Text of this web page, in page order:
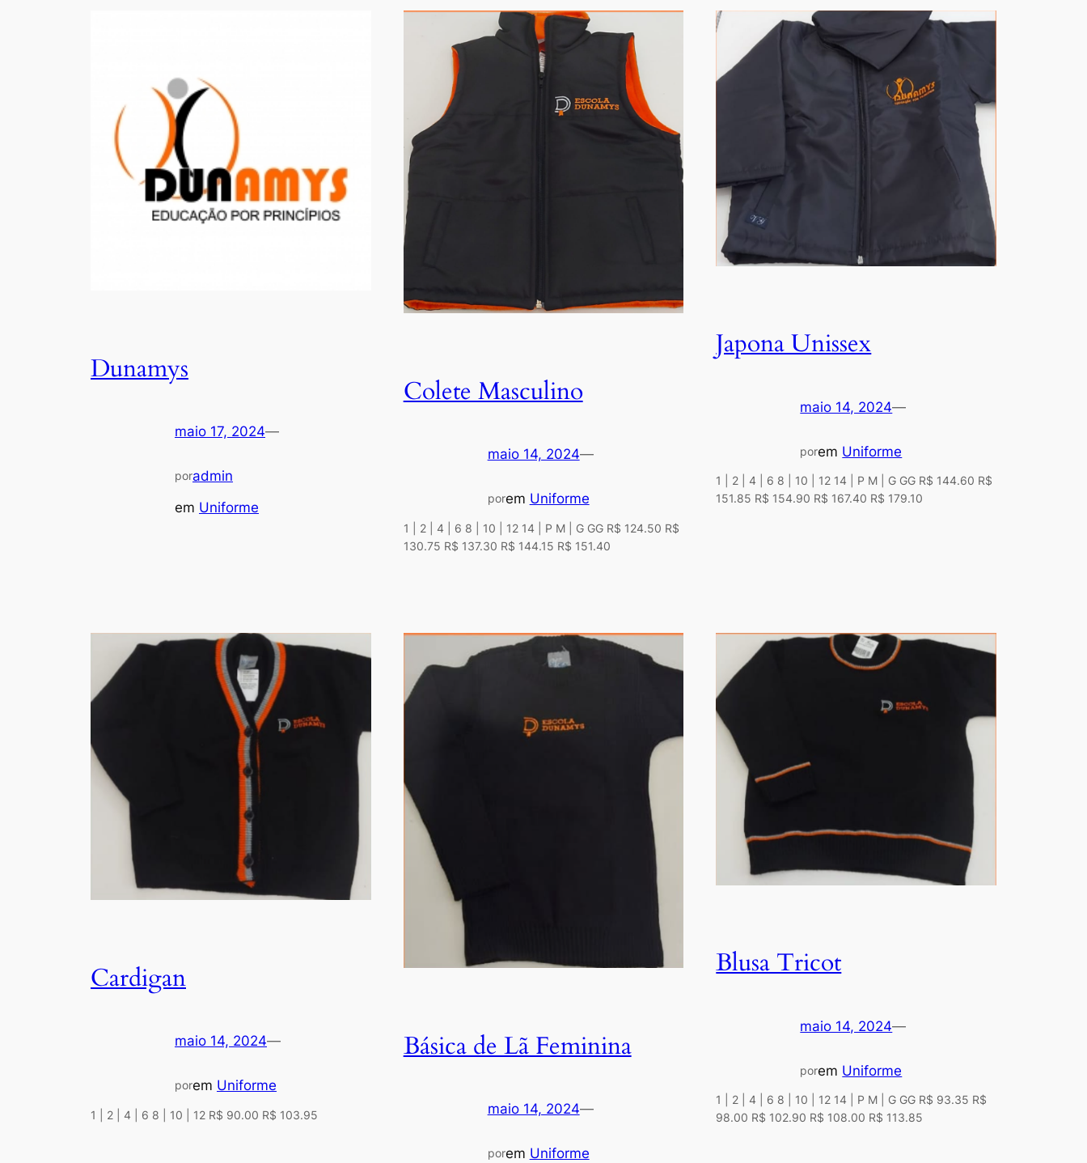
Dunamys
maio 17, 2024—
poradmin
em Uniforme
Colete Masculino
maio 14, 2024—
porem Uniforme
1 | 2 | 4 | 6 8 | 10 | 12 14 | P M | G GG R$ 124.50 R$
130.75 R$ 137.30 R$ 144.15 R$ 151.40
Japona Unissex
maio 14, 2024—
porem Uniforme
1 | 2 | 4 | 6 8 | 10 | 12 14 | P M | G GG R$ 144.60 R$
151.85 R$ 154.90 R$ 167.40 R$ 179.10
Cardigan
maio 14, 2024—
porem Uniforme
1 | 2 | 4 | 6 8 | 10 | 12 R$ 90.00 R$ 103.95
Básica de Lã Feminina
maio 14, 2024—
porem Uniforme
Blusa Tricot
maio 14, 2024—
porem Uniforme
1 | 2 | 4 | 6 8 | 10 | 12 14 | P M | G GG R$ 93.35 R$
98.00 R$ 102.90 R$ 108.00 R$ 113.85